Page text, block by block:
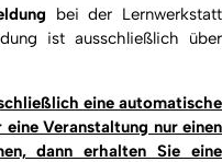
bei der Lernwerkstatt
ist ausschließlich über
eine automatische
Veranstaltung nur einen
dann erhalten Sie eine